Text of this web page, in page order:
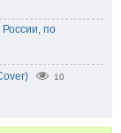
по
10